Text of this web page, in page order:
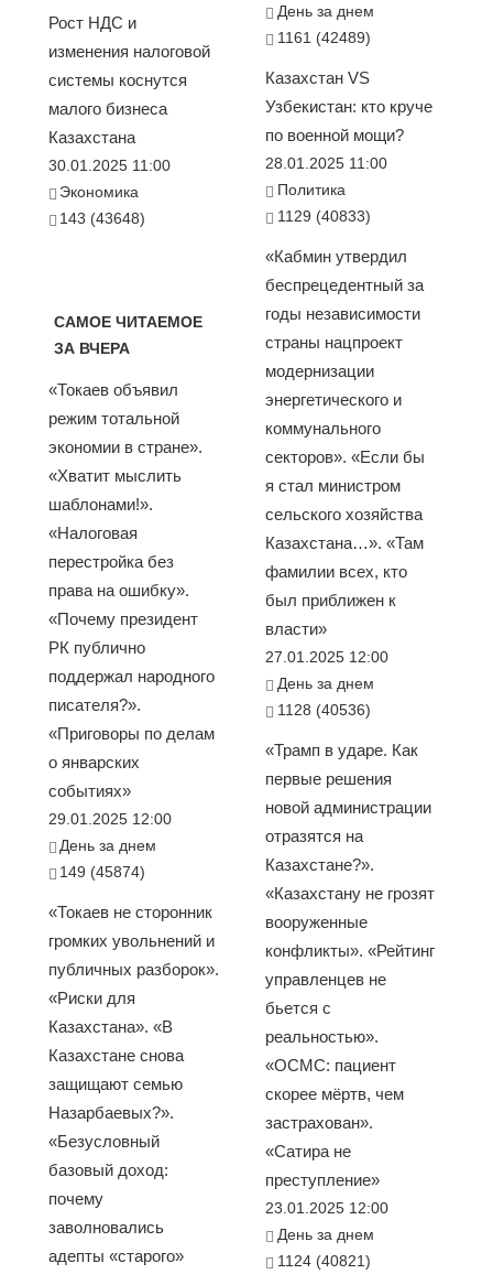
Рост НДС и
изменения налоговой
системы коснутся
малого бизнеса
Казахстана
30.01.2025 11:00
Экономика
143 (43648)
САМОЕ ЧИТАЕМОЕ
ЗА ВЧЕРА
«Токаев объявил
режим тотальной
экономии в стране».
«Хватит мыслить
шаблонами!».
«Налоговая
перестройка без
права на ошибку».
«Почему президент
РК публично
поддержал народного
писателя?».
«Приговоры по делам
о январских
событиях»
29.01.2025 12:00
День за днем
149 (45874)
«Токаев не сторонник
громких увольнений и
публичных разборок».
«Риски для
Казахстана». «В
Казахстане снова
защищают семью
Назарбаевых?».
«Безусловный
базовый доход:
почему
заволновались
адепты «старого»
День за днем
1161 (42489)
Казахстан VS
Узбекистан: кто круче
по военной мощи?
28.01.2025 11:00
Политика
1129 (40833)
«Кабмин утвердил
беспрецедентный за
годы независимости
страны нацпроект
модернизации
энергетического и
коммунального
секторов». «Если бы
я стал министром
сельского хозяйства
Казахстана…». «Там
фамилии всех, кто
был приближен к
власти»
27.01.2025 12:00
День за днем
1128 (40536)
«Трамп в ударе. Как
первые решения
новой администрации
отразятся на
Казахстане?».
«Казахстану не грозят
вооруженные
конфликты». «Рейтинг
управленцев не
бьется с
реальностью».
«ОСМС: пациент
скорее мёртв, чем
застрахован».
«Сатира не
преступление»
23.01.2025 12:00
День за днем
1124 (40821)